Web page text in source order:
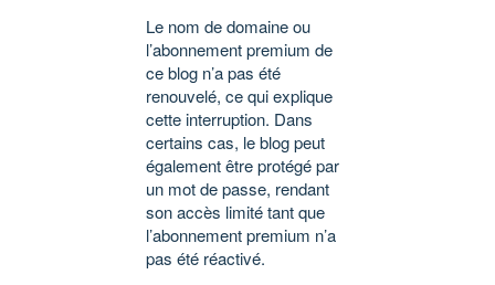
Le nom de domaine ou
l’abonnement premium de
ce blog n’a pas été
renouvelé, ce qui explique
cette interruption. Dans
certains cas, le blog peut
également être protégé par
un mot de passe, rendant
son accès limité tant que
l’abonnement premium n’a
pas été réactivé.